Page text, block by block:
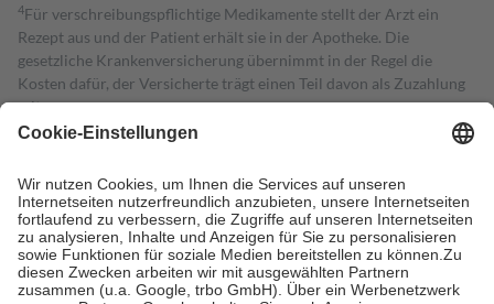
4Für verschreibungspflichtige Medikamente stellt der Arzt ein
Rezept aus und der Patient erhält sie in der Apotheke. Die
gesetzliche Krankenversicherung übernimmt in der Regel die
Kosten dafür, der Versicherte trägt einen Teil davon als Zuzahlung
mit.
Grundsätzlich leisten Mitglieder Zuzahlungen in Höhe von zehn
höchstens zehn Euro.
Es sind jedoch nie mehr als die tatsächlichen
Kosten der Leistung zu entrichten.
Diese Regeln gelten grundsätzlich auch für Online-Apotheken.
Bei Heilmitteln und häuslicher Krankenpflege beträgt die
Zuzahlung zehn Prozent der Kosten sowie zehn Euro je
Verordnung.